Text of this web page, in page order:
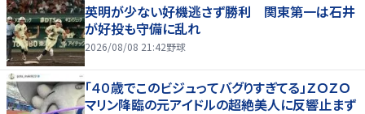
英明が少ない好機逃さず勝利 関東第一は石井
が好投も守備に乱れ
2026/08/08 21:42野球
「４０歳でこのビジュってバグりすぎてる」ＺＯＺＯ
マリン降臨の元アイドルの超絶美人に反響止まず